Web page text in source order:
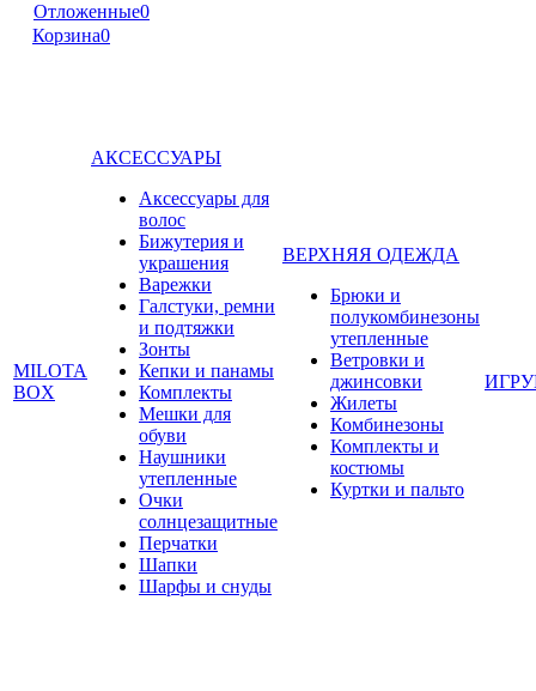
Отложенные0
Корзина0
MILOTA
BOX
АКСЕССУАРЫ
Аксессуары для
волос
Бижутерия и
украшения
Варежки
Галстуки, ремни
и подтяжки
Зонты
Кепки и панамы
Комплекты
Мешки для
обуви
Наушники
утепленные
Очки
солнцезащитные
Перчатки
Шапки
Шарфы и снуды
ВЕРХНЯЯ ОДЕЖДА
Брюки и
полукомбинезоны
утепленные
Ветровки и
джинсовки
Жилеты
Комбинезоны
Комплекты и
костюмы
Куртки и пальто